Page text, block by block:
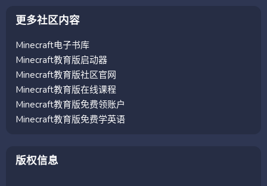
更多社区内容
Minecraft电子书库
Minecraft教育版启动器
Minecraft教育版社区官网
Minecraft教育版在线课程
Minecraft教育版免费领账户
Minecraft教育版免费学英语
版权信息